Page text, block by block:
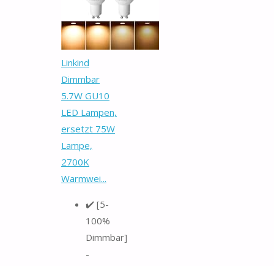
Linkind
Dimmbar
5.7W GU10
LED Lampen,
ersetzt 75W
Lampe,
2700K
Warmwei...
✔️ [5-
100%
Dimmbar]
-